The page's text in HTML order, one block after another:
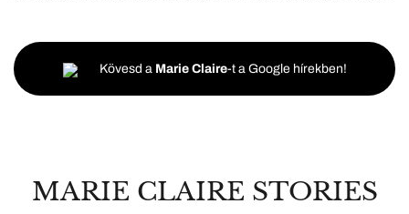
Kövesd a Marie Claire-t a Google hírekben!
MARIE CLAIRE STORIES